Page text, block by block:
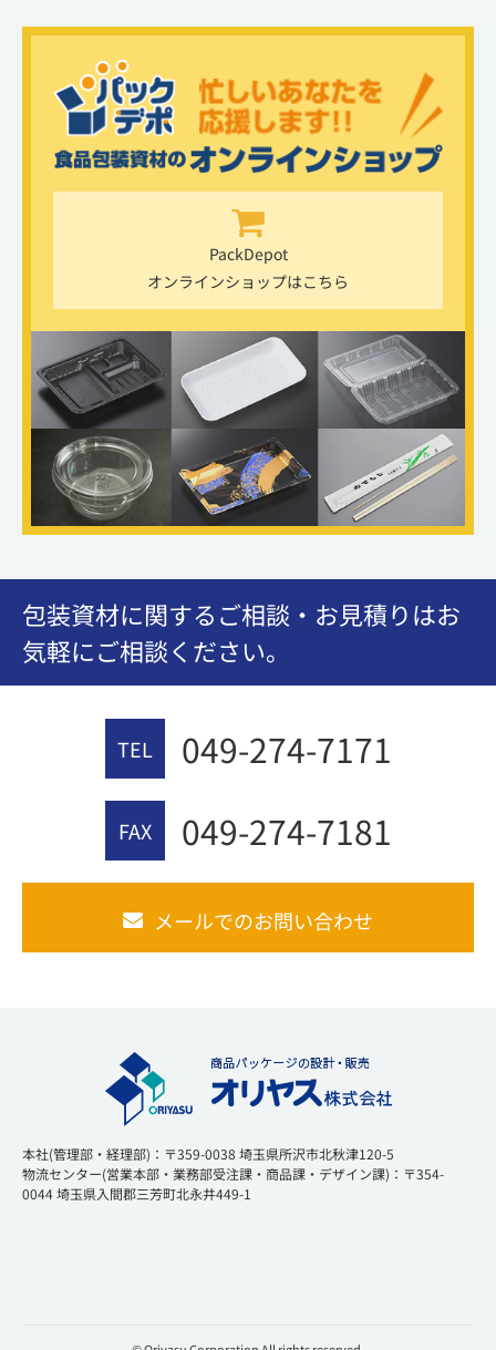
PackDepot
オンラインショップはこちら
包装資材に関するご相談・お見積りはお
気軽にご相談ください。
TEL 049-274-7171
FAX 049-274-7181
メールでのお問い合わせ
本社(管理部・経理部)：〒359-0038 埼玉県所沢市北秋津120-5
物流センター(営業本部・業務部受注課・商品課・デザイン課)：〒354-
0044 埼玉県入間郡三芳町北永井449-1